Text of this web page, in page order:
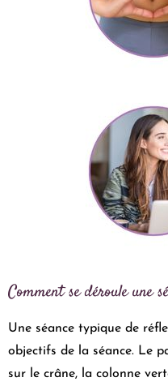
Comment se déroule une
Une séance typique de
objectifs de la séance. Le
sur le crâne, la colonne